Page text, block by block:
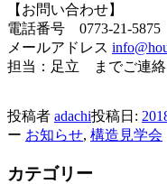
【お問い合わせ】
電話番号 0773-21-5875
メールアドレス
担当：足立 ま
投稿者 adachi投稿日:
ー お知らせ, 構造見学会
カテゴリー